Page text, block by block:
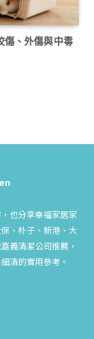
傷、外傷與中毒
也分享幸福家居家
、朴子、新港、大
義清潔公司推薦，
清的實用參考。